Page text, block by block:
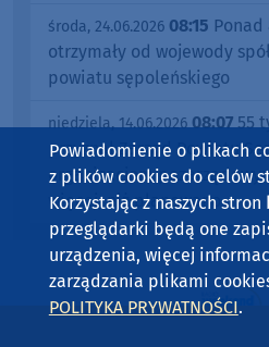
środa, 24.06.2026 08:15 Ponad
otrzymały od wojewody
powiatu sępoleńskiego
niedziela, 14.06.2026 08:0755
przyznał Zarząd Powiatu
organizacjom
więcej, niż planowano
Powiadomienie o plikach
z plików cookies do celów
Korzystając z naszych
przeglądarki będą one
urządzenia, więcej
zarządzania plikami
POLITYKA PRYWATNOŚCI.